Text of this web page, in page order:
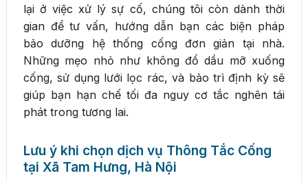
lại ở việc xử lý sự cố, chúng tôi còn dành thời
gian để tư vấn, hướng dẫn bạn các biện pháp
bảo dưỡng hệ thống cống đơn giản tại nhà.
Những mẹo nhỏ như không đổ dầu mỡ xuống
cống, sử dụng lưới lọc rác, và bảo trì định kỳ sẽ
giúp bạn hạn chế tối đa nguy cơ tắc nghẽn tái
phát trong tương lai.
Lưu ý khi chọn dịch vụ Thông Tắc Cống
tại Xã Tam Hưng, Hà Nội